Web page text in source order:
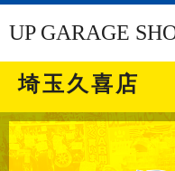
UP GARAGE
埼玉久喜店